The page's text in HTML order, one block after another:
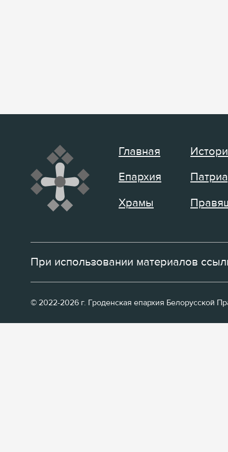
Главная
Епархия
Храмы
При использовании материалов
© 2022-2026 г. Гроденская епархия Белорусской